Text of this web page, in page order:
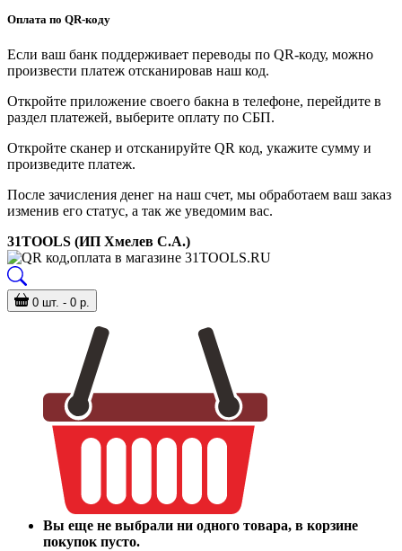
Оплата по QR-коду
Если ваш банк поддерживает переводы по QR-коду, можно
произвести платеж отсканировав наш код.
Откройте приложение своего бакна в телефоне, перейдите в
раздел платежей, выберите оплату по СБП.
Откройте сканер и отсканируйте QR код, укажите сумму и
произведите платеж.
После зачисления денег на наш счет, мы обработаем ваш заказ
изменив его статус, а так же уведомим вас.
31TOOLS (ИП Хмелев С.А.)
0 шт. - 0 р.
Вы еще не выбрали ни одного товара, в корзине
покупок пусто.